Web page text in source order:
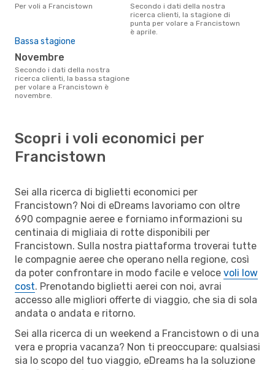
Per voli a Francistown
Secondo i dati della nostra
ricerca clienti, la stagione di
punta per volare a Francistown
è aprile.
Bassa stagione
novembre
Secondo i dati della nostra
ricerca clienti, la bassa stagione
per volare a Francistown è
novembre.
Scopri i voli economici per
Francistown
Sei alla ricerca di biglietti economici per
Francistown? Noi di eDreams lavoriamo con oltre
690 compagnie aeree e forniamo informazioni su
centinaia di migliaia di rotte disponibili per
Francistown. Sulla nostra piattaforma troverai tutte
le compagnie aeree che operano nella regione, così
da poter confrontare in modo facile e veloce voli low
cost. Prenotando biglietti aerei con noi, avrai
accesso alle migliori offerte di viaggio, che sia di sola
andata o andata e ritorno.
Sei alla ricerca di un weekend a Francistown o di una
vera e propria vacanza? Non ti preoccupare: qualsiasi
sia lo scopo del tuo viaggio, eDreams ha la soluzione